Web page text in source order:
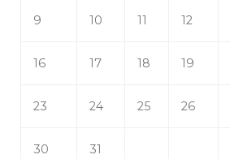
9 10 11 12
16 17 18 19
23 24 25 26
30 31